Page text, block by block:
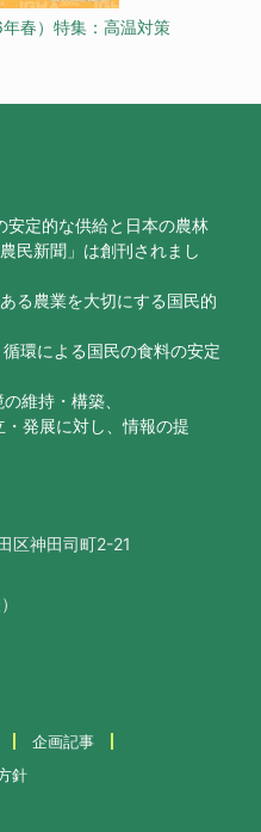
春）特集：高温対策
定的な供給と日本の農林
民新聞」は創刊されまし
る農業を大切にする国民的
環による国民の食料の安定
維持・構築、
発展に対し、情報の提
区神田司町2-21
企画記事
針